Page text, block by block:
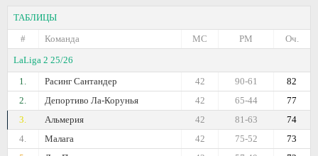
ТАБЛИЦЫ
#
Команда Оч.
РМ
МС
LaLiga 2 25/26
1.
Расинг Сантандер 82
90-61
42
2.
Депортиво Ла-Корунья 77
65-44
42
3.
Альмерия 74
81-63
42
4.
Малага 73
75-52
42